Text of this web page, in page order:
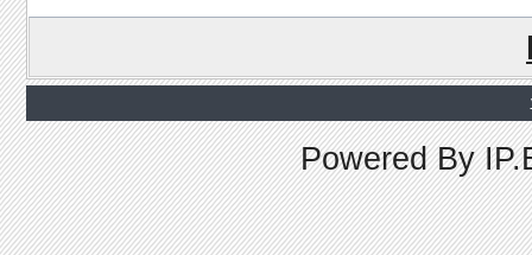
Powered By